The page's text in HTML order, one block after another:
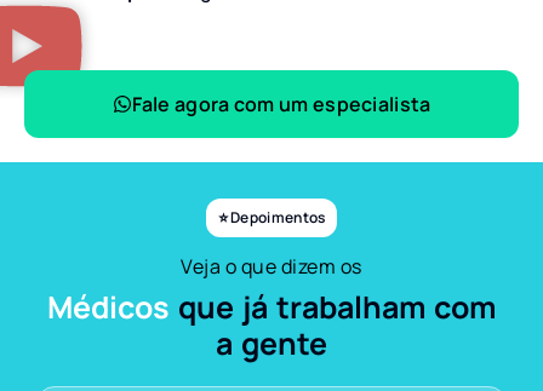
Fale agora com um especialista
⭐ Depoimentos
Veja o que dizem os
Médicos que já trabalham com
a gente